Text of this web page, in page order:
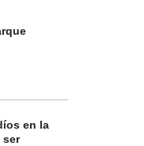
en la
ser